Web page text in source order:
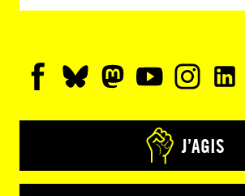
J’AGIS